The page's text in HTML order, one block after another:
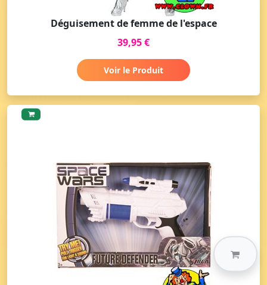
Déguisement de femme de l'espace
39,95 €
Voir le Produit